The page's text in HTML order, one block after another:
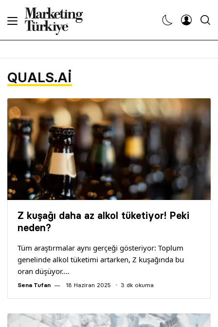
QUALS.AI
Z kuşağı daha az alkol tüketiyor! Peki
neden?
Tüm araştırmalar aynı gerçeği gösteriyor: Toplum
genelinde alkol tüketimi artarken, Z kuşağında bu
oran düşüyor.…
Sena Tufan 18 Haziran 2025 3 dk okuma
Dergiler
Etkinlikler
Söyleşiler
Kariyer
Yazarlar
Araştırma